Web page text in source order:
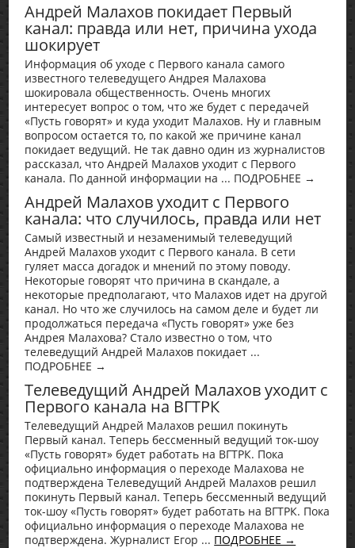
Андрей Малахов покидает Первый
канал: правда или нет, причина ухода
шокирует
Информация об уходе с Первого канала самого
известного телеведущего Андрея Малахова
шокировала общественность. Очень многих
интересует вопрос о том, что же будет с передачей
«Пусть говорят» и куда уходит Малахов. Ну и главным
вопросом остается то, по какой же причине канал
покидает ведущий. Не так давно один из журналистов
рассказал, что Андрей Малахов уходит с Первого
канала. По данной информации на ... ПОДРОБНЕЕ →
Андрей Малахов уходит с Первого
канала: что случилось, правда или нет
Самый известный и незаменимый телеведущий
Андрей Малахов уходит с Первого канала. В сети
гуляет масса догадок и мнений по этому поводу.
Некоторые говорят что причина в скандале, а
некоторые предполагают, что Малахов идет на другой
канал. Но что же случилось на самом деле и будет ли
продолжаться передача «Пусть говорят» уже без
Андрея Малахова? Стало известно о том, что
телеведущий Андрей Малахов покидает ...
ПОДРОБНЕЕ →
Телеведущий Андрей Малахов уходит с
Первого канала на ВГТРК
Телеведущий Андрей Малахов решил покинуть
Первый канал. Теперь бессменный ведущий ток-шоу
«Пусть говорят» будет работать на ВГТРК. Пока
официально информация о переходе Малахова не
подтверждена Телеведущий Андрей Малахов решил
покинуть Первый канал. Теперь бессменный ведущий
ток-шоу «Пусть говорят» будет работать на ВГТРК. Пока
официально информация о переходе Малахова не
подтверждена. Журналист Егор ... ПОДРОБНЕЕ →